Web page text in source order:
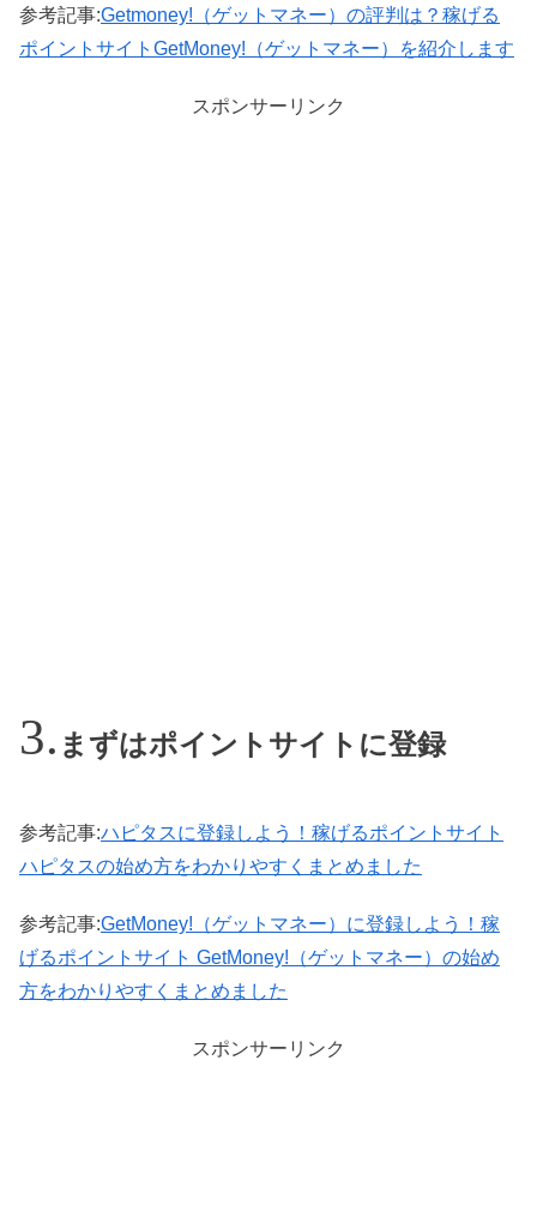
参考記事:Getmoney!（ゲットマネー）の評判は？稼げる
ポイントサイトGetMoney!（ゲットマネー）を紹介します
スポンサーリンク
まずはポイントサイトに登録
参考記事:ハピタスに登録しよう！稼げるポイントサイト
ハピタスの始め方をわかりやすくまとめました
参考記事:GetMoney!（ゲットマネー）に登録しよう！稼
げるポイントサイト GetMoney!（ゲットマネー）の始め
方をわかりやすくまとめました
スポンサーリンク